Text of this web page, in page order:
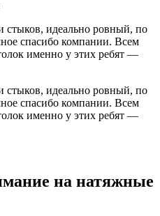
стыков, идеально ровный, по
спасибо компании. Всем
именно у этих ребят —
стыков, идеально ровный, по
спасибо компании. Всем
именно у этих ребят —
на натяжные